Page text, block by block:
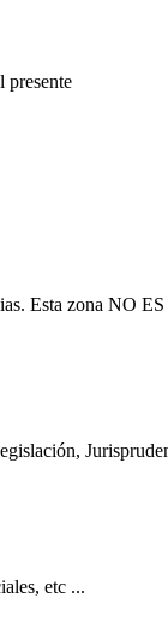
presente
Esta zona NO
etc ...